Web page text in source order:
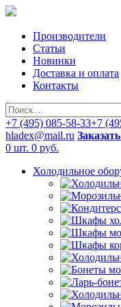
Производители
Статьи
Новинки
Доставка и оплата
Контакты
+7 (495) 085-58-33+7
hladex@mail.ru
0 шт. 0 руб.
Холодильное